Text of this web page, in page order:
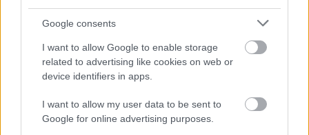
Google consents
I want to allow Google to enable storage
related to advertising like cookies on web or
device identifiers in apps.
I want to allow my user data to be sent to
Google for online advertising purposes.
másodfokúra csökken a riasztás
HIRDETÉS